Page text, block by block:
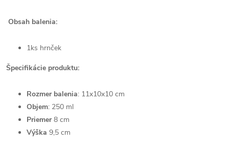
Obsah balenia:
1ks hrnček
Špecifikácie produktu:
Rozmer balenia: 11x10x10 cm
Objem: 250 ml
Priemer8 cm
Výška 9,5 cm